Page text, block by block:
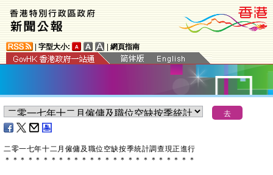
字型大小: 網頁指南
二零一七年十二月僱傭及職位空缺按季統計調查現正進行
＊ ＊ ＊ ＊ ＊ ＊ ＊ ＊ ＊ ＊ ＊ ＊ ＊ ＊ ＊ ＊ ＊ ＊ ＊ ＊ ＊ ＊ ＊ ＊ ＊